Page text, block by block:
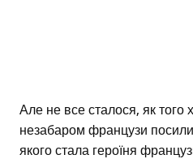
Але не все сталося, як того
незабаром французи
якого стала героїня